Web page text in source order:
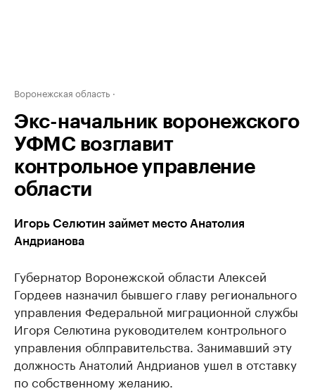
Воронежская область
Экс-начальник воронежского
УФМС возглавит
контрольное управление
области
Игорь Селютин займет место Анатолия
Андрианова
Губернатор Воронежской области Алексей
Гордеев назначил бывшего главу регионального
управления Федеральной миграционной службы
Игоря Селютина руководителем контрольного
управления облправительства. Занимавший эту
должность Анатолий Андрианов ушел в отставку
по собственному желанию.